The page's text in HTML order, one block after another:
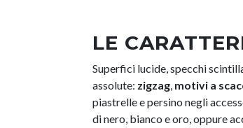
LE
Superfici lucide, specchi
assolute: zigzag, motivi a
piastrelle e persino negli
di nero, bianco e oro, oppure